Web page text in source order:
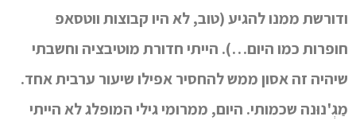
ודורשת ממנו להגיע (טוב, לא היו קבוצות ווטסאפ
חופרות כמו היום…). הייתי חדורת מוטיבציה וחשבתי
שיהיה זה אסון ממש להחסיר אפילו שיעור ערבית אחד.
מַגְ'נוּנה שכמותי. היום, ממרומי גילי המופלג לא הייתי